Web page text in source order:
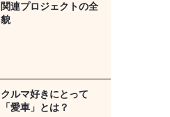
関連プロジェクトの全
貌
クルマ好きにとって
「愛車」とは？